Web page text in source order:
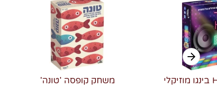
משחק קופסה 'טונה'